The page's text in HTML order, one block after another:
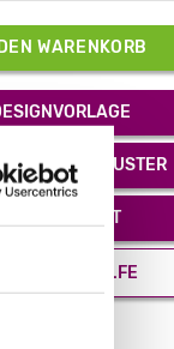
WARENKORB
MUSTER
PDF-ANGEBOT
& HILFE